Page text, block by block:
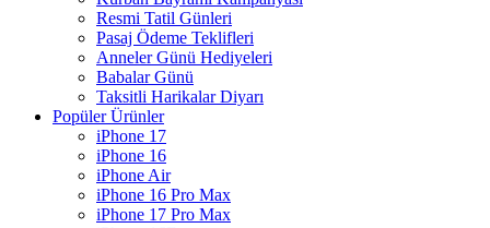
Resmi Tatil Günleri
Pasaj Ödeme Teklifleri
Anneler Günü Hediyeleri
Babalar Günü
Taksitli Harikalar Diyarı
Popüler Ürünler
iPhone 17
iPhone 16
iPhone Air
iPhone 16 Pro Max
iPhone 17 Pro Max